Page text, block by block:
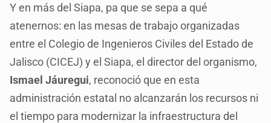
Y en más del Siapa, pa que se sepa a qué
atenernos: en las mesas de trabajo organizadas
entre el Colegio de Ingenieros Civiles del Estado de
Jalisco (CICEJ) y el Siapa, el director del organismo,
Ismael Jáuregui, reconoció que en esta
administración estatal no alcanzarán los recursos ni
el tiempo para modernizar la infraestructura del